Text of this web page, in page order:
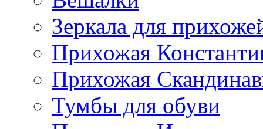
Зеркала для
Прихожая
Прихожая
Тумбы для обуви